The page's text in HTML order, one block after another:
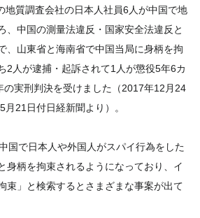
地質調査会社の日本人社員6人が中国で地
、中国の測量法違反・国家安全法違反と
、山東省と海南省で中国当局に身柄を拘
2人が逮捕・起訴されて1人が懲役5年6カ
の実刑判決を受けました（2017年12月24
21日付日経新聞より）。
国で日本人や外国人がスパイ行為をした
身柄を拘束されるようになっており、イ
束」と検索するとさまざまな事案が出て